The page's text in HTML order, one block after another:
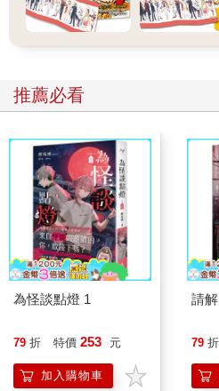
部落裡的耆老和故友的名字，忘了
材，幾年後連星星和自己的名字都
上遇到他叫「阿木師」他也不回應
到大崩壁的前面，望著月光下那棵
漸地，他連那棵樹的地點也忘了，
4
雲在兩千米
The Clouds Are Two Thousand
關當然知道多年以前，尋找雲豹的
機，在十六萬個工作天裡，拍攝了
沒有拍到。一般來說，其他還有雲
八百個工作天之間就可以拍到一張
絕望的觀看。關的目的不是尋找雲
一樣的心情――如果阿豹後來也像
在做一件徒勞的事。
人為什麼不能做徒勞之事呢？活著
嗎？
推薦必看
為怪談點燈 1
79 折 特價 253 元
加入購物車
請
79 折